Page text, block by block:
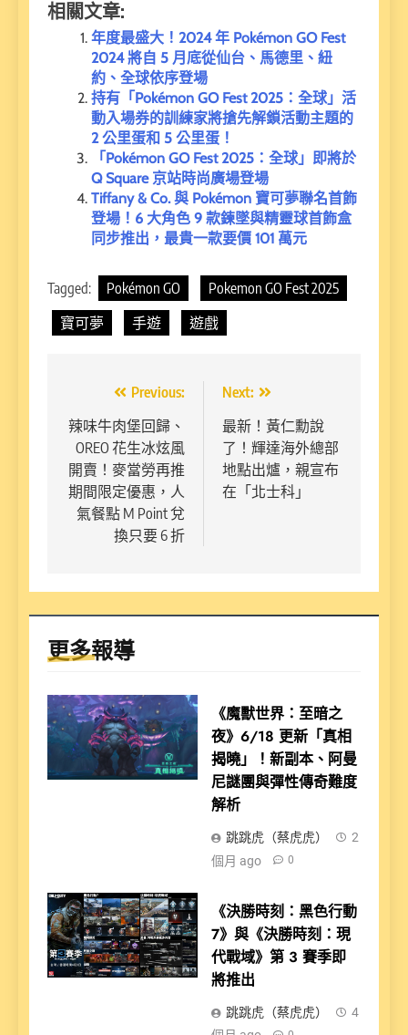
相關文章:
年度最盛大！2024 年 Pokémon GO Fest
2024 將自 5 月底從仙台、馬德里、紐
約、全球依序登場
持有「Pokémon GO Fest 2025：全球」活
動入場券的訓練家將搶先解鎖活動主題的
2 公里蛋和 5 公里蛋！
「Pokémon GO Fest 2025：全球」即將於
Q Square 京站時尚廣場登場
Tiffany & Co. 與 Pokémon 寶可夢聯名首飾
登場！6 大角色 9 款鍊墜與精靈球首飾盒
同步推出，最貴一款要價 101 萬元
Tagged: Pokémon GO
Pokemon GO Fest 2025
寶可夢
手遊 遊戲
章
導
覽
Previous:
辣味牛肉堡回歸、
OREO 花生冰炫風
開賣！麥當勞再推
期間限定優惠，人
氣餐點 M Point 兌
換只要 6 折
Next:
最新！黃仁勳說
了！輝達海外總部
地點出爐，親宣布
在「北士科」
更多報導
《魔獸世界：至暗之
夜》6/18 更新「真相
揭曉」！新副本、阿曼
尼謎團與彈性傳奇難度
解析
跳跳虎（蔡虎虎）
2
個月 ago
0
《決勝時刻：黑色行動
7》與《決勝時刻：現
代戰域》第 3 賽季即
將推出
跳跳虎（蔡虎虎）
4